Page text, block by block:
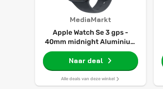
MediaMarkt
Apple Watch Se 3 gps -
40mm midnight Aluminium
Case Midnight Sport Band
S/m Smartwatch
Naar deal
Alle deals van deze winkel